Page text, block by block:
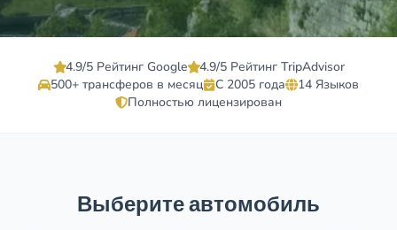
4.9/5 Рейтинг Google
4.9/5 Рейтинг TripAdvisor
500+ трансферов в месяц
С 2005 года
14 Языков
Полностью лицензирован
Выберите автомобиль